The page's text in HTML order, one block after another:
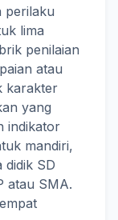
perilaku
lima
penilaian
atau
karakter
yang
indikator
mandiri,
didik SD
atau SMA.